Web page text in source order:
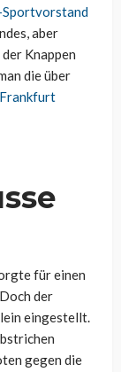
Sportvorstand
aber
Knappen
die über
für einen
der
eingestellt.
gegen die